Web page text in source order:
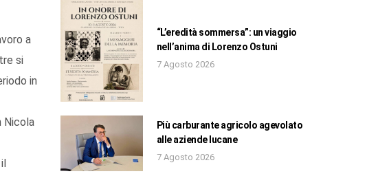
a
si
in
Nicola
“L’eredità sommersa”: un viaggio
nell’anima di Lorenzo Ostuni
7 Agosto 2026
Più carburante agricolo agevolato
alle aziende lucane
7 Agosto 2026